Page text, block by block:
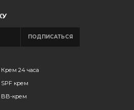
ПОДПИСАТЬСЯ
Крем 24 часа
SPF крем
BB-крем